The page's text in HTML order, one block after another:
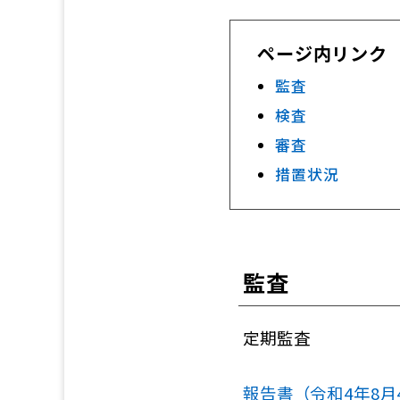
ページ内リンク
監査
検査
審査
措置状況
監査
定期監査
報告書（令和4年8